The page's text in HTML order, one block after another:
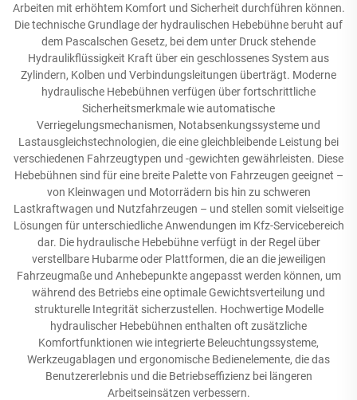
Arbeiten mit erhöhtem Komfort und Sicherheit durchführen können.
Die technische Grundlage der hydraulischen Hebebühne beruht auf
dem Pascalschen Gesetz, bei dem unter Druck stehende
Hydraulikflüssigkeit Kraft über ein geschlossenes System aus
Zylindern, Kolben und Verbindungsleitungen überträgt. Moderne
hydraulische Hebebühnen verfügen über fortschrittliche
Sicherheitsmerkmale wie automatische
Verriegelungsmechanismen, Notabsenkungssysteme und
Lastausgleichstechnologien, die eine gleichbleibende Leistung bei
verschiedenen Fahrzeugtypen und -gewichten gewährleisten. Diese
Hebebühnen sind für eine breite Palette von Fahrzeugen geeignet –
von Kleinwagen und Motorrädern bis hin zu schweren
Lastkraftwagen und Nutzfahrzeugen – und stellen somit vielseitige
Lösungen für unterschiedliche Anwendungen im Kfz-Servicebereich
dar. Die hydraulische Hebebühne verfügt in der Regel über
verstellbare Hubarme oder Plattformen, die an die jeweiligen
Fahrzeugmaße und Anhebepunkte angepasst werden können, um
während des Betriebs eine optimale Gewichtsverteilung und
strukturelle Integrität sicherzustellen. Hochwertige Modelle
hydraulischer Hebebühnen enthalten oft zusätzliche
Komfortfunktionen wie integrierte Beleuchtungssysteme,
Werkzeugablagen und ergonomische Bedienelemente, die das
Benutzererlebnis und die Betriebseffizienz bei längeren
Arbeitseinsätzen verbessern.